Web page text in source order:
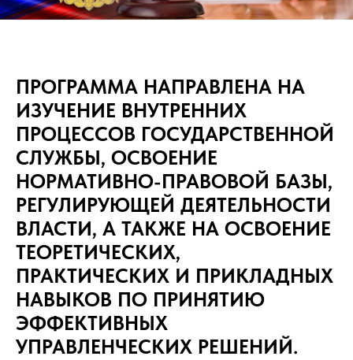
ПРОГРАММА НАПРАВЛЕНА НА
ИЗУЧЕНИЕ ВНУТРЕННИХ
ПРОЦЕССОВ ГОСУДАРСТВЕННОЙ
СЛУЖБЫ, ОСВОЕНИЕ
НОРМАТИВНО-ПРАВОВОЙ БАЗЫ,
РЕГУЛИРУЮЩЕЙ ДЕЯТЕЛЬНОСТИ
ВЛАСТИ, А ТАКЖЕ НА ОСВОЕНИЕ
ТЕОРЕТИЧЕСКИХ,
ПРАКТИЧЕСКИХ И ПРИКЛАДНЫХ
НАВЫКОВ ПО ПРИНЯТИЮ
ЭФФЕКТИВНЫХ
УПРАВЛЕНЧЕСКИХ РЕШЕНИЙ.